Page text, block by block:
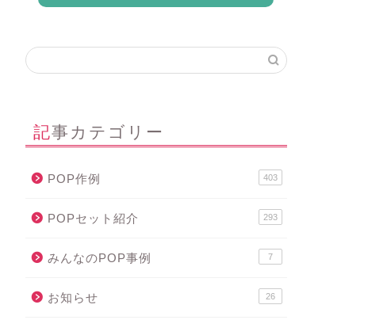
記事カテゴリー
POP作例 403
POPセット紹介 293
みんなのPOP事例 7
お知らせ 26